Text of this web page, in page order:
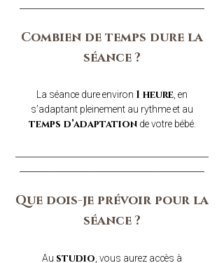
____________________________________________​
Combien de temps dure la
séance ?
La séance dure environ 1 heure, en
s’adaptant pleinement au rythme et au
temps d’adaptationde votre bébé.​
______________________________________________
____________________________________________​
Que dois-je prévoir pour la
séance ?
Au studio, vous aurez accès à